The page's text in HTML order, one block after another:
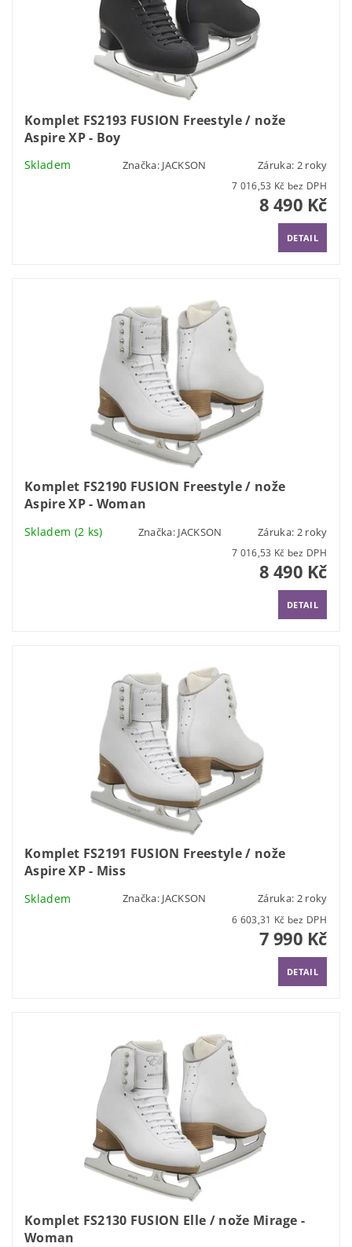
Komplet FS2193 FUSION Freestyle / nože
Aspire XP - Boy
Skladem Značka: JACKSON Záruka: 2 roky
7 016,53 Kč bez DPH
8 490 Kč
DETAIL
Komplet FS2190 FUSION Freestyle / nože
Aspire XP - Woman
Skladem (2 ks) Značka: JACKSON Záruka: 2 roky
7 016,53 Kč bez DPH
8 490 Kč
DETAIL
Komplet FS2191 FUSION Freestyle / nože
Aspire XP - Miss
Skladem Značka: JACKSON Záruka: 2 roky
6 603,31 Kč bez DPH
7 990 Kč
DETAIL
Komplet FS2130 FUSION Elle / nože Mirage -
Woman